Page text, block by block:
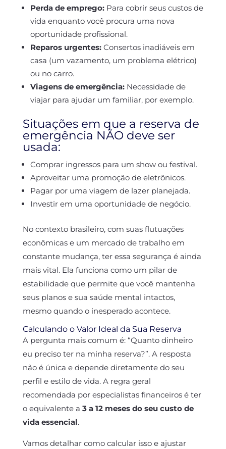
Perda de emprego:Para cobrir seus custos de
vida enquanto você procura uma nova
oportunidade profissional.
Reparos urgentes:Consertos inadiáveis em
casa (um vazamento, um problema elétrico)
ou no carro.
Viagens de emergência:Necessidade de
viajar para ajudar um familiar, por exemplo.
Situações em que a reserva de
emergência NÃO deve ser
usada:
Comprar ingressos para um show ou festival.
Aproveitar uma promoção de eletrônicos.
Pagar por uma viagem de lazer planejada.
Investir em uma oportunidade de negócio.
No contexto brasileiro, com suas flutuações
econômicas e um mercado de trabalho em
constante mudança, ter essa segurança é ainda
mais vital. Ela funciona como um pilar de
estabilidade que permite que você mantenha
seus planos e sua saúde mental intactos,
mesmo quando o inesperado acontece.
Calculando o Valor Ideal da Sua Reserva
A pergunta mais comum é: “Quanto dinheiro
eu preciso ter na minha reserva?”. A resposta
não é única e depende diretamente do seu
perfil e estilo de vida. A regra geral
recomendada por especialistas financeiros é ter
o equivalente a 3 a 12 meses do seu custo de
vida essencial.
Vamos detalhar como calcular isso e ajustar